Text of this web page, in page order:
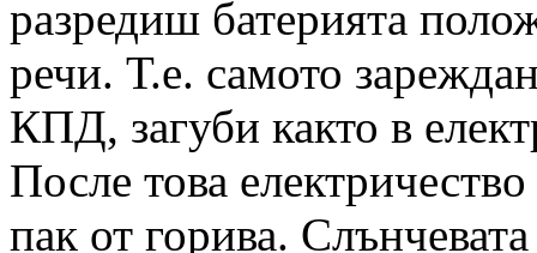
разредиш батерията
речи. Т.е. самото
КПД, загуби както в
После това
пак от горива.